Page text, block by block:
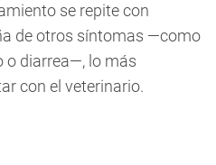
se repite con
de otros síntomas —como
o diarrea—, lo más
con el veterinario.